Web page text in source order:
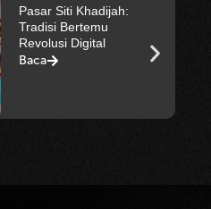
Menjulang Warisan
Emas: Kebangkitan
Semula Telepuk di
Terengganu
Baca